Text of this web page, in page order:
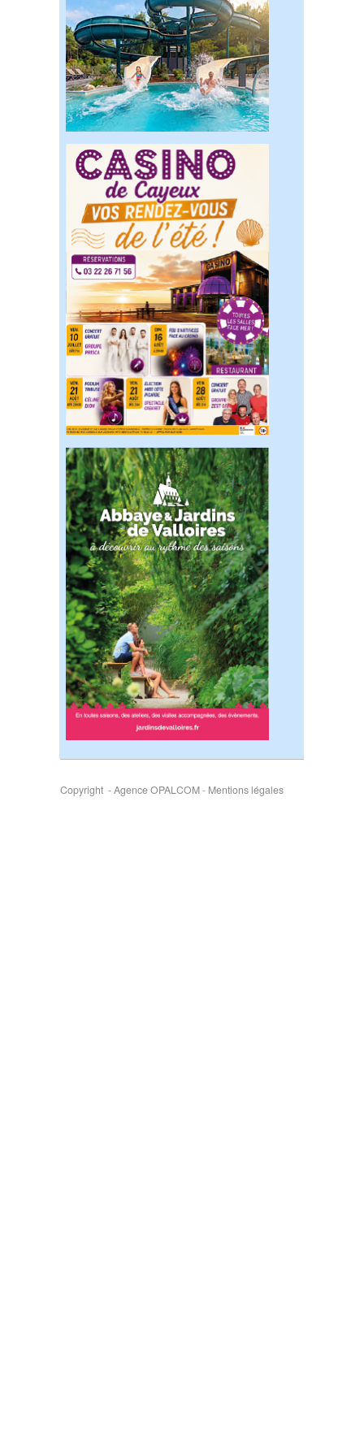
Copyright - Agence OPALCOM- Mentions légales